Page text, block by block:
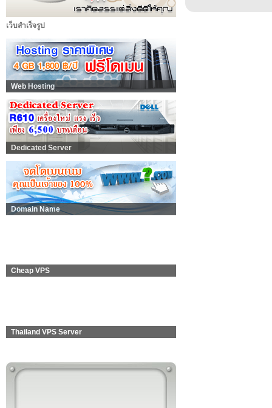
เว็บสำเร็จรูป
Web Hosting
Dedicated Server
Domain Name
Cheap VPS
Thailand VPS Server